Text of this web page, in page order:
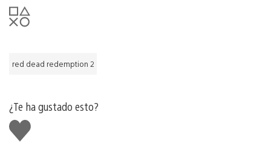
red dead redemption 2
¿Te ha gustado esto?
Me
gusta